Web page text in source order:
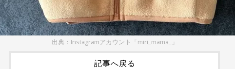
出典：Instagramアカウント「miri_mama_」
記事へ戻る